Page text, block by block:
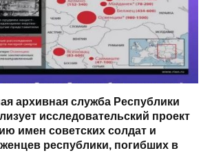
архивная служба Республики
исследовательский проект
имен советских солдат и
республики, погибших в